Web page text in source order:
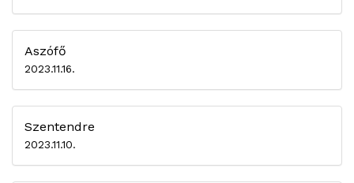
Aszófő
2023.11.16.
Szentendre
2023.11.10.